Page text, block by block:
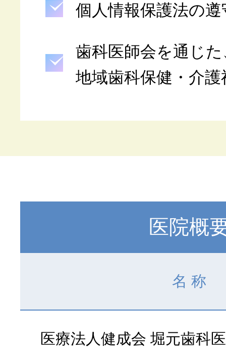
個人情報保護法の遵
歯科医師会を通じた
地域歯科保健・介護
医院概
名 称
医療法人健成会 堀元歯科